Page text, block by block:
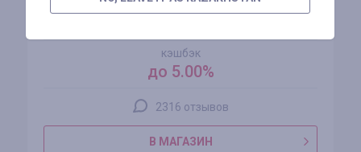
кэшбэк
до 5.00%
2316 отзывов
В МАГАЗИН